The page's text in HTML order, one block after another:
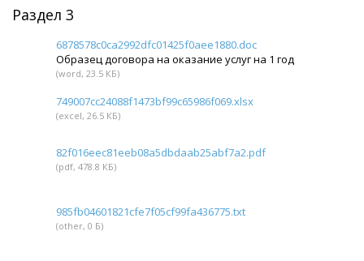
Раздел 3
6878578c0ca2992dfc01425f0aee1880.doc
Образец договора на оказание услуг на 1 год
(word, 23.5 КБ)
749007cc24088f1473bf99c65986f069.xlsx
(excel, 26.5 КБ)
82f016eec81eeb08a5dbdaab25abf7a2.pdf
(pdf, 478.8 КБ)
985fb04601821cfe7f05cf99fa436775.txt
(other, 0 Б)